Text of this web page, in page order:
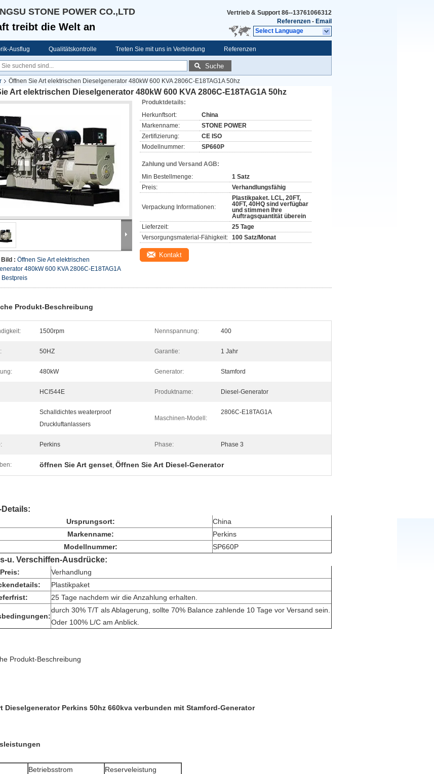
STONE POWER CO.,LTD
treibt die Welt an
Vertrieb & Support 86--13761066312
Referenzen - Email
Select Language
Ausflug Qualitätskontrolle Treten Sie mit uns in Verbindung Referenzen
Suche
Öffnen Sie Art elektrischen Dieselgenerator 480kW 600 KVA 2806C-E18TAG1A 50hz
Art elektrischen Dieselgenerator 480kW 600 KVA 2806C-E18TAG1A 50hz
: Öffnen Sie Art elektrischen
480kW 600 KVA 2806C-E18TAG1A
Bestpreis
Produktdetails:
Herkunftsort:
China
Markenname:
STONE POWER
Zertifizierung:
CE ISO
Modellnummer:
SP660P
Zahlung und Versand AGB:
Min Bestellmenge:
1 Satz
Preis:
Verhandlungsfähig
Verpackung Informationen:
Plastikpaket. LCL, 20FT,
40FT, 40HQ sind verfügbar
und stimmen Ihre
Auftragsquantität überein
Lieferzeit:
25 Tage
Versorgungsmaterial-Fähigkeit: 100 Satz/Monat
Kontakt
Produkt-Beschreibung
1500rpm Nennspannung: 400
50HZ Garantie: 1 Jahr
480kW Generator: Stamford
HCI544E Produktname: Diesel-Generator
Schalldichtes weaterproof
Druckluftanlassers
Maschinen-Modell:
2806C-E18TAG1A
Perkins Phase: Phase 3
öffnen Sie Art genset, Öffnen Sie Art Diesel-Generator
Ursprungsort:
China
Markenname:
Perkins
Modellnummer:
SP660P
u. Verschiffen-Ausdrücke:
Preis:
Verhandlung
Plastikpaket
25 Tage nachdem wir die Anzahlung erhalten.
durch 30% T/T als Ablagerung, sollte 70% Balance zahlende 10 Tage vor Versand sein.
Oder 100% L/C am Anblick.
Produkt-Beschreibung
Dieselgenerator Perkins 50hz 660kva verbunden mit Stamford-Generator
Betriebsstrom
Reserveleistung